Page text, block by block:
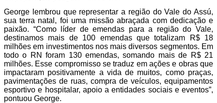
George lembrou que representar a região do Vale do Assú,
sua terra natal, foi uma missão abraçada com dedicação e
paixão. “Como líder de emendas para a região do Vale,
destinamos mais de 100 emendas que totalizam R$ 18
milhões em investimentos nos mais diversos segmentos. Em
todo o RN foram 130 emendas, somando mais de R$ 21
milhões. Esse compromisso se traduz em ações e obras que
impactaram positivamente a vida de muitos, como praças,
pavimentações de ruas, compra de veículos, equipamentos
esportivo e hospitalar, apoio a entidades sociais e eventos”,
pontuou George.